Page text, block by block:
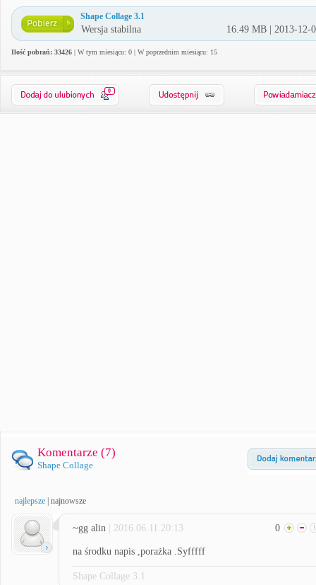
Shape Collage 3.1
Wersja stabilna 16.49 MB | 2013-12-
Ilość pobrań: 33426 | W tym miesiącu: 0 | W poprzednim miesiącu: 15
0
Komentarze (7)
Shape Collage
najlepsze najnowsze
~gg alin | 2016.06.11 20:13 0
na środku napis ,porażka .Syfffff
Shape Collage 3.1